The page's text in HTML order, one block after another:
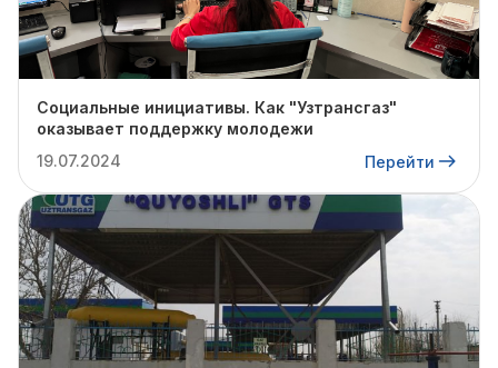
Социальные инициативы. Как "Узтрансгаз"
оказывает поддержку молодежи
19.07.2024
Перейти